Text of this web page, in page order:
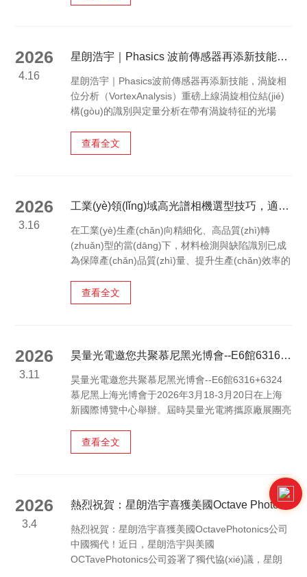
不足、易損傷物料、難以實現(xiàn)全流程在線監
光學(xué)響應(yīng)，實現(xiàn)對物質(zhì)成分、
識別，在工業(yè)物料無損分選與品質(zhì)甄別中展
現(xiàn)出獨特優(yōu)勢，已廣泛應(yīng)用于礦產
(chǎn)、糧食、再生資源、食品加工、建材等多個行
觸、...
2026
4.16
星朗浩宇｜Phasics 波前傳感器再添新技能，渦旋相位分析重磅上線
星朗浩宇｜Phasics波前傳感器再添新技能，渦旋相
位分析（VortexAnalysis）重磅上線渦旋相位結(jié)
構(gòu)的識別與定量分析在帶有渦旋特征的光場
式變化。對于這類光場，除了常規(guī)波前信息
外，還需要進一步關(guān)注奇點位置、拓撲電荷以
息直接關(guān)系到光場結(jié)構(gòu)的識別與分
得。相位奇點的位置及相位跳變特征不能直接輸出，
相關(guān)判讀需要結(jié)合特...
查看全文
2026
3.16
工業(yè)領(lǐng)域高光譜相機選型技巧，適配材料檢測、缺陷識別等核心需求
在工業(yè)生產(chǎn)向精細化、高品質(zhì)轉
(zhuǎn)型的當(dāng)下，材料檢測與缺陷識別已成
為保障產(chǎn)品質(zhì)量、提升生產(chǎn)效率的
(shù)百個窄波段光譜信息的能力，可精準(zhǔn)識
別材料成分、捕捉細微缺陷，廣泛應(yīng)用于制造
導(dǎo)致檢測精度不足、適配性差等問題，無法滿
核心需求，梳理高光譜相機選型關(guān)鍵技巧，助
力企業(yè)挑選適配材料檢測、缺陷識別的優(yōu)
質(zhì)設(shè)備。選型的核心前提的是明確檢測需
查看全文
2026
3.11
昊量光電邀您共聚慕尼黑光博會--E6館6316+6324
昊量光電邀您共聚慕尼黑光博會--E6館6316+6324
慕尼黑上海光博會于2026年3月18-3月20日在上海
新國際博覽中心舉辦。屆時昊量光電將攜原廠展團亮
(shù)解決方案，還特別增設(shè)云逛展直播和抽獎
活動，誠邀新老客戶蒞臨E6館6316+6324洽談交
(yù)告1.3月18日上午10:00帶您沉浸式“云逛展”聆聽
展品亮點解讀2.3月1814：25/3月2010：
查看全文
2026
3.4
熱烈祝賀：星朗浩宇喜獲美國Octave Photonics公司中國獨代！
熱烈祝賀：星朗浩宇喜獲美國OctavePhotonics公司
中國獨代！近日，星朗浩宇與美國
OCTavePhotonics公司簽署了獨代協(xié)議，星朗